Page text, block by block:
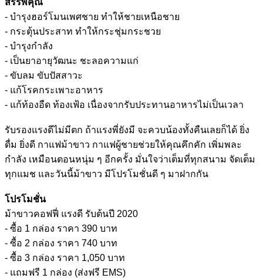
- บำรุงฮอร์โมนเพศชาย ทำให้ชายเหนือชาย
- กระตุ้นประสาท ทำให้กระชุ่มกระชวย
- บำรุงกำลัง
- เป็นยาอายุวัฒนะ ชะลอความแก่
- ขับลม ขับปัสสาวะ
- แก้โรคกระเพาะอาหาร
- แก้ท้องอืด ท้องเฟ้อ เนื่องจากรับประทานอาหารไม่เป็นเวลา
รับรองแรงดีไม่มีตก ถ้าแรงพี่ยังมี จะควบน้องทั้งคืนเลยก็ได้ ยิ่ง
ดื่ม ยิ่งดี กาแฟม้าขาว กาแฟผู้ชายช่วยให้คุณคึกคัก เพิ่มพละ
กำลัง เหมือนตอนหนุ่ม ๆ อีกครั้ง มั่นใจว่าเต็มที่ทุกสนาม จัดเต็ม
ทุกแมช และวันนี้ม้าขาว มีโปรโมชั่นดี ๆ มาฝากกัน
โปรโมชั่น
ม้าขาวคอฟฟี่ แรงดี รับต้นปี 2020
- ซื้อ 1 กล่อง ราคา 390 บาท
- ซื้อ 2 กล่อง ราคา 740 บาท
- ซื้อ 3 กล่อง ราคา 1,050 บาท
- แถมฟรี 1 กล่อง (ส่งฟรี EMS)